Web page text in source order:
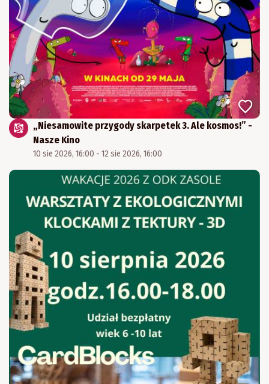
„Niesamowite przygody skarpetek 3. Ale kosmos!” -
Nasze Kino
10 sie 2026, 16:00 - 12 sie 2026, 16:00